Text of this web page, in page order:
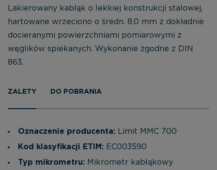
Lakierowany kabłąk o lekkiej konstrukcji stalowej,
hartowane wrzeciono o średn. 8.0 mm z dokładnie
docieranymi powierzchniami pomiarowymi z
węglików spiekanych. Wykonanie zgodne z DIN
863.
ZALETY DO POBRANIA
Oznaczenie producenta: Limit MMC 700
Kod klasyfikacji ETIM: EC003590
Typ mikrometru: Mikrometr kabłąkowy